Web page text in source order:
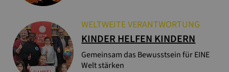
WELTWEITE VERANTWORTUNG
KINDER HELFEN KINDERN
Gemeinsam das Bewusstsein für EINE
Welt stärken